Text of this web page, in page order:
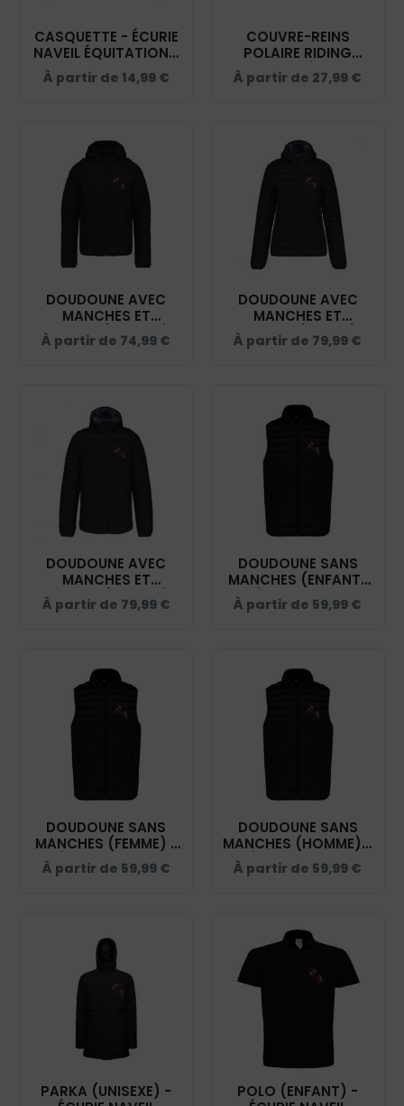
CASQUETTE - ÉCURIE
NAVEIL ÉQUITATION -
NOIR - BF015
À partir de 14,99 €
COUVRE-REINS
POLAIRE RIDING
WORLD - ÉCURIE
NAVEIL ÉQUITATION -
À partir de 27,99 €
DOUDOUNE AVEC
MANCHES ET
CAPUCHE (ENFANT) -
ÉCURIE NAVEIL
À partir de 74,99 €
DOUDOUNE AVEC
MANCHES ET
CAPUCHE (FEMME) -
ÉCURIE NAVEIL
À partir de 79,99 €
DOUDOUNE AVEC
MANCHES ET
CAPUCHE (HOMME) -
ÉCURIE NAVEIL
À partir de 79,99 €
DOUDOUNE SANS
MANCHES (ENFANT)
- ÉCURIE NAVEIL
ÉQUITATION - NOIR -
À partir de 59,99 €
DOUDOUNE SANS
MANCHES (FEMME) -
ÉCURIE NAVEIL
ÉQUITATION - NOIR -
À partir de 59,99 €
DOUDOUNE SANS
MANCHES (HOMME) -
ÉCURIE NAVEIL
ÉQUITATION - NOIR -
À partir de 59,99 €
PARKA (UNISEXE) -
POLO (ENFANT) -